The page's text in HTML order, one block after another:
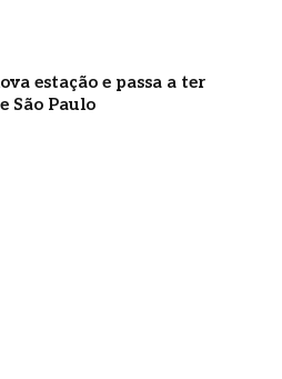
estação e passa a ter
São Paulo